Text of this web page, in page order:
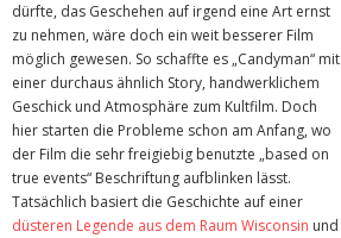
dürfte, das Geschehen auf irgend eine Art ernst
zu nehmen, wäre doch ein weit besserer Film
möglich gewesen. So schaffte es „Candyman“ mit
einer durchaus ähnlich Story, handwerklichem
Geschick und Atmosphäre zum Kultfilm. Doch
hier starten die Probleme schon am Anfang, wo
der Film die sehr freigiebig benutzte „based on
true events“ Beschriftung aufblinken lässt.
Tatsächlich basiert die Geschichte auf einer
düsteren Legende aus dem Raum Wisconsin und